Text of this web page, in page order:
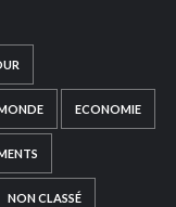
ECONOMIE
NON CLASSÉ